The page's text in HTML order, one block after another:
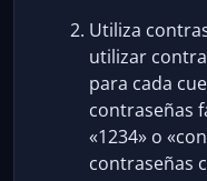
Utiliza
utilizar
para cada
contraseñas
«1234» o
contraseñas